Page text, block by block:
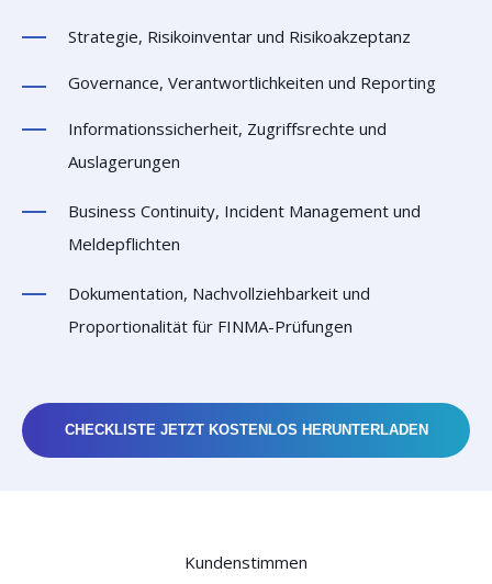
Strategie, Risikoinventar und Risikoakzeptanz
Governance, Verantwortlichkeiten und Reporting
Informationssicherheit, Zugriffsrechte und
Auslagerungen
Business Continuity, Incident Management und
Meldepflichten
Dokumentation, Nachvollziehbarkeit und
Proportionalität für FINMA-Prüfungen
CHECKLISTE JETZT KOSTENLOS HERUNTERLADEN
Kundenstimmen